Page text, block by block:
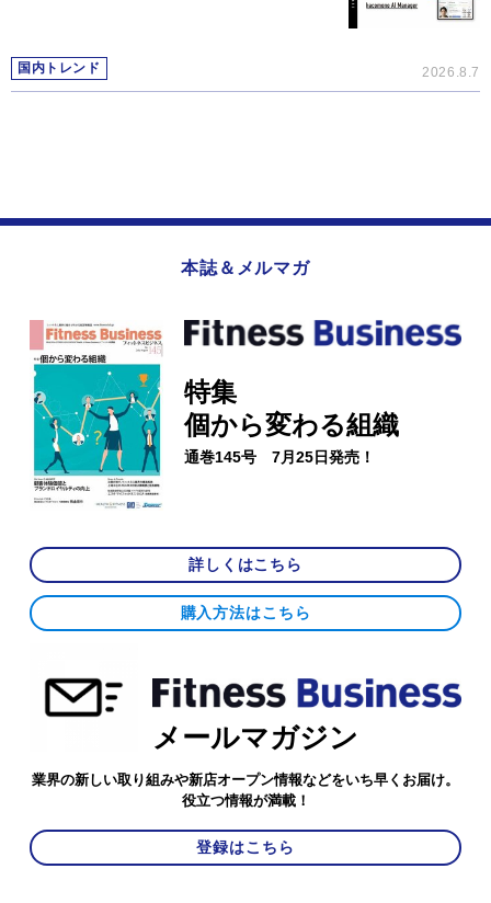
国内トレンド 2026.8.7
本誌＆メルマガ
特集
個から変わる組織
通巻145号 7月25日発売！
詳しくはこちら
購入方法はこちら
メールマガジン
業界の新しい取り組みや新店オープン情報などをいち早くお届け。
役立つ情報が満載！
登録はこちら